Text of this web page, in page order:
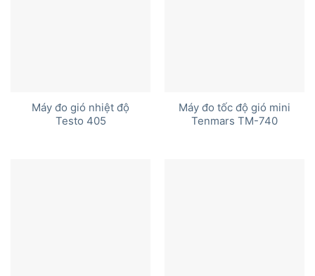
Máy đo gió nhiệt độ
Testo 405
Máy đo tốc độ gió mini
Tenmars TM-740